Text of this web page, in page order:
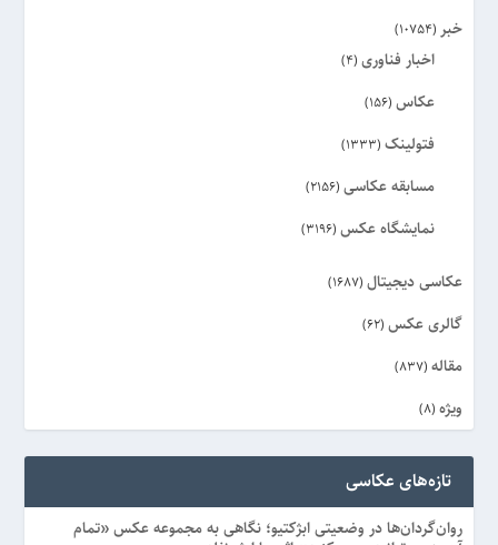
خبر (10754)
اخبار فناوری (4)
عکاس (156)
فتولینک (1333)
مسابقه عکاسی (2156)
نمایشگاه عکس (3196)
عکاسی دیجیتال (1687)
گالری عکس (62)
مقاله (837)
ویژه (8)
تازه‌های عکاسی
روان‌گردان‌ها در وضعیتی ابژکتیو؛ نگاهی به مجموعه عکس «تمام